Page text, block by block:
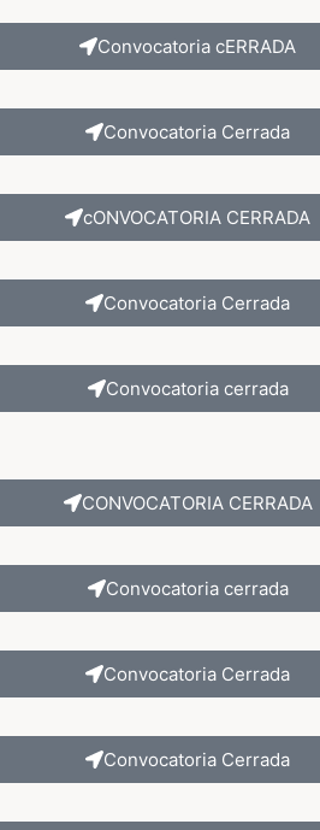
Convocatoria cERRADA
Convocatoria Cerrada
cONVOCATORIA CERRADA
Convocatoria Cerrada
Convocatoria cerrada
CONVOCATORIA CERRADA
Convocatoria cerrada
Convocatoria Cerrada
Convocatoria Cerrada